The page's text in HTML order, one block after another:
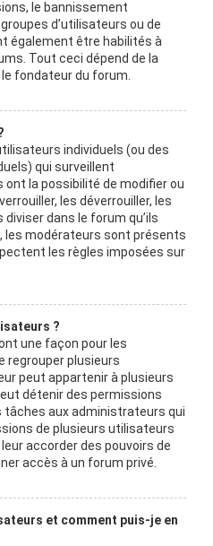
le bannissement
d’utilisateurs ou de
également être habilités à
Tout ceci dépend de la
fondateur du forum.
individuels (ou des
qui surveillent
la possibilité de modifier ou
les déverrouiller, les
dans le forum qu’ils
les modérateurs sont présents
les règles imposées sur
?
une façon pour les
regrouper plusieurs
peut appartenir à plusieurs
détenir des permissions
tâches aux administrateurs qui
de plusieurs utilisateurs
accorder des pouvoirs de
accès à un forum privé.
et comment puis-je en